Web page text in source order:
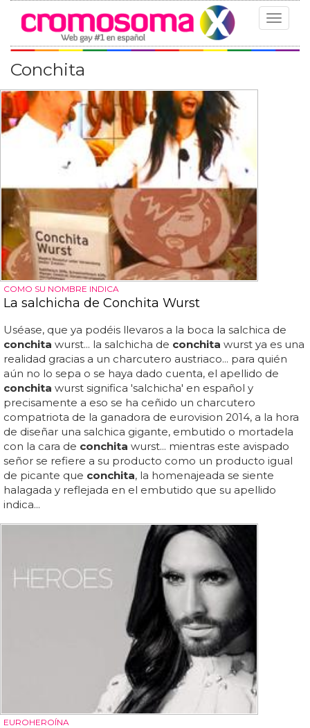
Toggle
Conchita
COMO SU NOMBRE INDICA
La salchicha de Conchita Wurst
Uséase, que ya podéis llevaros a la boca la salchica de
conchita wurst... la salchicha de conchita wurst ya es una
realidad gracias a un charcutero austriaco... para quién
aún no lo sepa o se haya dado cuenta, el apellido de
conchita wurst significa 'salchicha' en español y
precisamente a eso se ha ceñido un charcutero
compatriota de la ganadora de eurovision 2014, a la hora
de diseñar una salchica gigante, embutido o mortadela
con la cara de conchita wurst... mientras este avispado
señor se refiere a su producto como un producto igual
de picante que conchita, la homenajeada se siente
halagada y reflejada en el embutido que su apellido
indica...
EUROHEROÍNA